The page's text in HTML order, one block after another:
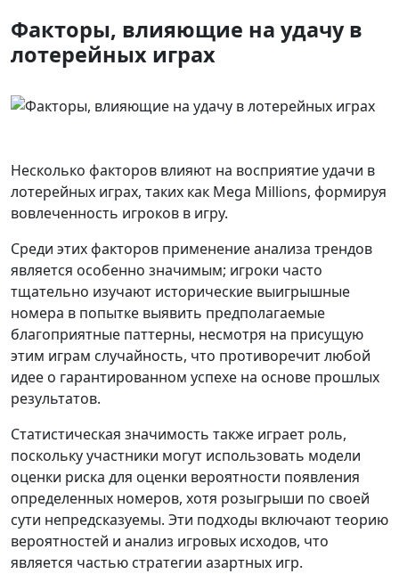
Факторы, влияющие на удачу в
лотерейных играх
Несколько факторов влияют на восприятие удачи в
лотерейных играх, таких как Mega Millions, формируя
вовлеченность игроков в игру.
Среди этих факторов применение анализа трендов
является особенно значимым; игроки часто
тщательно изучают исторические выигрышные
номера в попытке выявить предполагаемые
благоприятные паттерны, несмотря на присущую
этим играм случайность, что противоречит любой
идее о гарантированном успехе на основе прошлых
результатов.
Статистическая значимость также играет роль,
поскольку участники могут использовать модели
оценки риска для оценки вероятности появления
определенных номеров, хотя розыгрыши по своей
сути непредсказуемы. Эти подходы включают теорию
вероятностей и анализ игровых исходов, что
является частью стратегии азартных игр.